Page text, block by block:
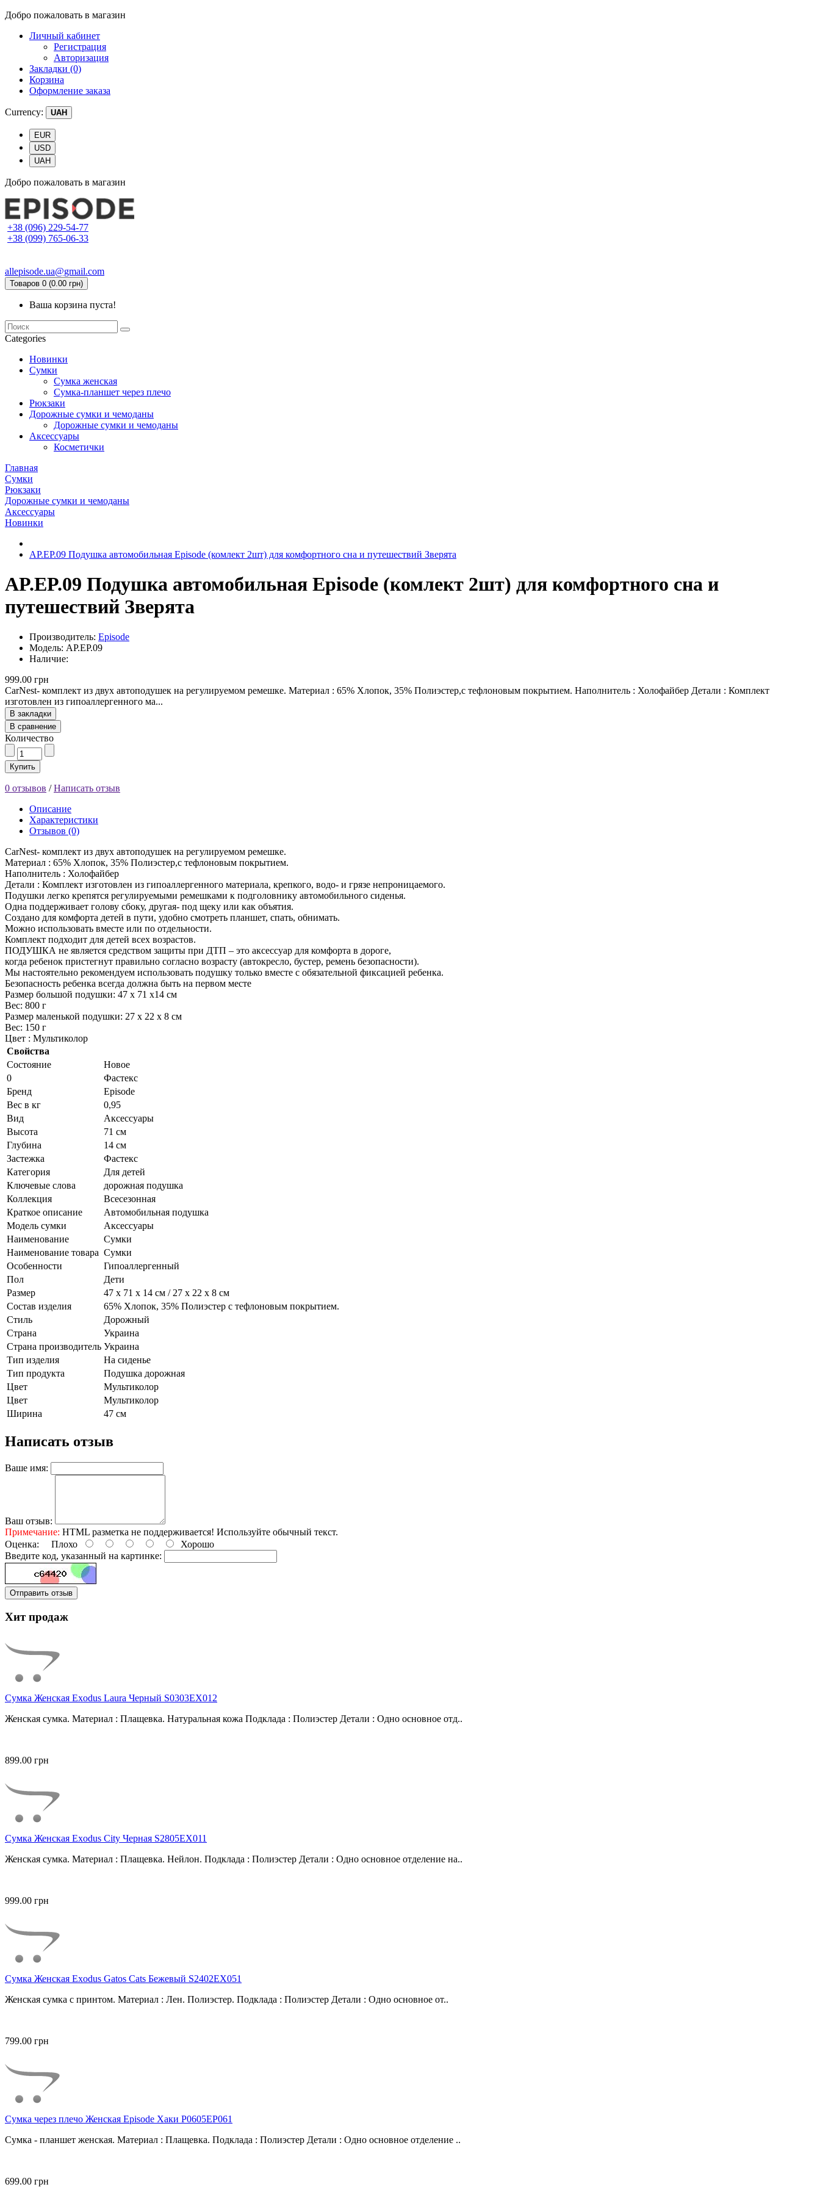
Добро пожаловать в магазин
Личный кабинет
Регистрация
Авторизация
Закладки (0)
Корзина
Оформление заказа
Currency: UAH
EUR
USD
UAH
Добро пожаловать в магазин
+38 (096) 229-54-77
+38 (099) 765-06-33
allepisode.ua@gmail.com
Товаров 0 (0.00 грн)
Ваша корзина пуста!
Categories
Новинки
Сумки
Сумка женская
Сумка-планшет через плечо
Рюкзаки
Дорожные сумки и чемоданы
Дорожные сумки и чемоданы
Аксессуары
Косметички
Главная
Сумки
Рюкзаки
Дорожные сумки и чемоданы
Аксессуары
Новинки
AP.EP.09 Подушка автомобильная Episode (комлект 2шт) для комфортного сна и путешествий Зверята
AP.EP.09 Подушка автомобильная Episode (комлект 2шт) для комфортного сна и
путешествий Зверята
Производитель: Episode
Модель: AP.EP.09
Наличие:
999.00 грн
CarNest- комплект из двух автоподушек на регулируемом ремешке. Материал : 65% Хлопок, 35% Полиэстер,с тефлоновым покрытием. Наполнитель : Холофайбер Детали : Комплект
изготовлен из гипоаллергенного ма...
В закладки
В сравнение
Количество
Купить
0 отзывов /Написать отзыв
Описание
Характеристики
Отзывов (0)
CarNest- комплект из двух автоподушек на регулируемом ремешке.
Материал : 65% Хлопок, 35% Полиэстер,с тефлоновым покрытием.
Наполнитель : Холофайбер
Детали : Комплект изготовлен из гипоаллергенного материала, крепкого, водо- и грязе непроницаемого.
Подушки легко крепятся регулируемыми ремешками к подголовнику автомобильного сиденья.
Одна поддерживает голову сбоку, другая- под щеку или как объятия.
Создано для комфорта детей в пути, удобно смотреть планшет, спать, обнимать.
Можно использовать вместе или по отдельности.
Комплект подходит для детей всех возрастов.
ПОДУШКА не является средством защиты при ДТП – это аксессуар для комфорта в дороге,
когда ребенок пристегнут правильно согласно возрасту (автокресло, бустер, ремень безопасности).
Мы настоятельно рекомендуем использовать подушку только вместе с обязательной фиксацией ребенка.
Безопасность ребенка всегда должна быть на первом месте
Размер большой подушки: 47 х 71 х14 см
Вес: 800 г
Размер маленькой подушки: 27 х 22 х 8 см
Вес: 150 г
Цвет : Мультиколор
Свойства
Состояние
Новое
0
Фастекс
Бренд
Episode
Вес в кг
0,95
Вид
Аксессуары
Высота
71 см
Глубина
14 см
Застежка
Фастекс
Категория
Для детей
Ключевые слова
дорожная подушка
Коллекция
Всесезонная
Краткое описание
Автомобильная подушка
Модель сумки
Аксессуары
Наименование
Сумки
Наименование товара Сумки
Особенности
Гипоаллергенный
Пол
Дети
Размер
47 х 71 х 14 см / 27 х 22 х 8 см
Состав изделия
65% Хлопок, 35% Полиэстер с тефлоновым покрытием.
Стиль
Дорожный
Страна
Украина
Страна производитель Украина
Тип изделия
На сиденье
Тип продукта
Подушка дорожная
Цвет
Мультиколор
Цвет
Мультиколор
Ширина
47 см
Написать отзыв
Ваше имя:
Ваш отзыв:
Примечание: HTML разметка не поддерживается! Используйте обычный текст.
Оценка: Плохо
Хорошо
Введите код, указанный на картинке:
Отправить отзыв
Хит продаж
Сумка Женская Exodus Laura Черный S0303EX012
Женская сумка. Материал : Плащевка. Натуральная кожа Подклада : Полиэстер Детали : Одно основное отд..
899.00 грн
Сумка Женская Exodus City Черная S2805EX011
Женская сумка. Материал : Плащевка. Нейлон. Подклада : Полиэстер Детали : Одно основное отделение на..
999.00 грн
Сумка Женская Exodus Gatos Cats Бежевый S2402EX051
Женская сумка с принтом. Материал : Лен. Полиэстер. Подклада : Полиэстер Детали : Одно основное от..
799.00 грн
Сумка через плечо Женская Episode Хаки P0605EP061
Сумка - планшет женская. Материал : Плащевка. Подклада : Полиэстер Детали : Одно основное отделение ..
699.00 грн